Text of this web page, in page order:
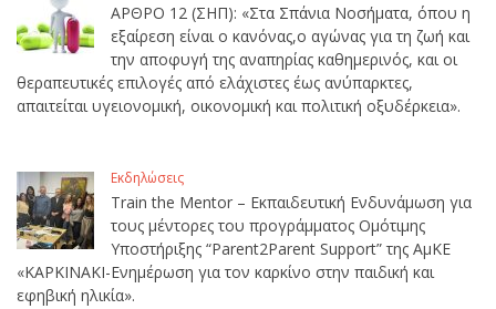
ΑΡΘΡΟ 12 (ΣΗΠ): «Στα Σπάνια Νοσήματα, όπου η
εξαίρεση είναι ο κανόνας,ο αγώνας για τη ζωή και
την αποφυγή της αναπηρίας καθημερινός, και οι
θεραπευτικές επιλογές από ελάχιστες έως ανύπαρκτες,
απαιτείται υγειονομική, οικονομική και πολιτική οξυδέρκεια».
Εκδηλώσεις
Train the Mentor – Εκπαιδευτική Ενδυνάμωση για
τους μέντορες του προγράμματος Ομότιμης
Υποστήριξης “Parent2Parent Support” της ΑμΚΕ
«ΚΑΡΚΙΝΑΚΙ-Ενημέρωση για τον καρκίνο στην παιδική και
εφηβική ηλικία».